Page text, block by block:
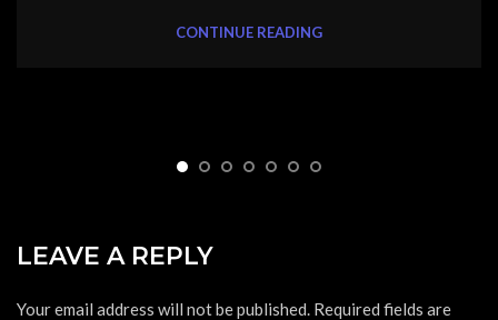
CONTINUE READING
LEAVE A REPLY
Your email address will not be published. Required fields are